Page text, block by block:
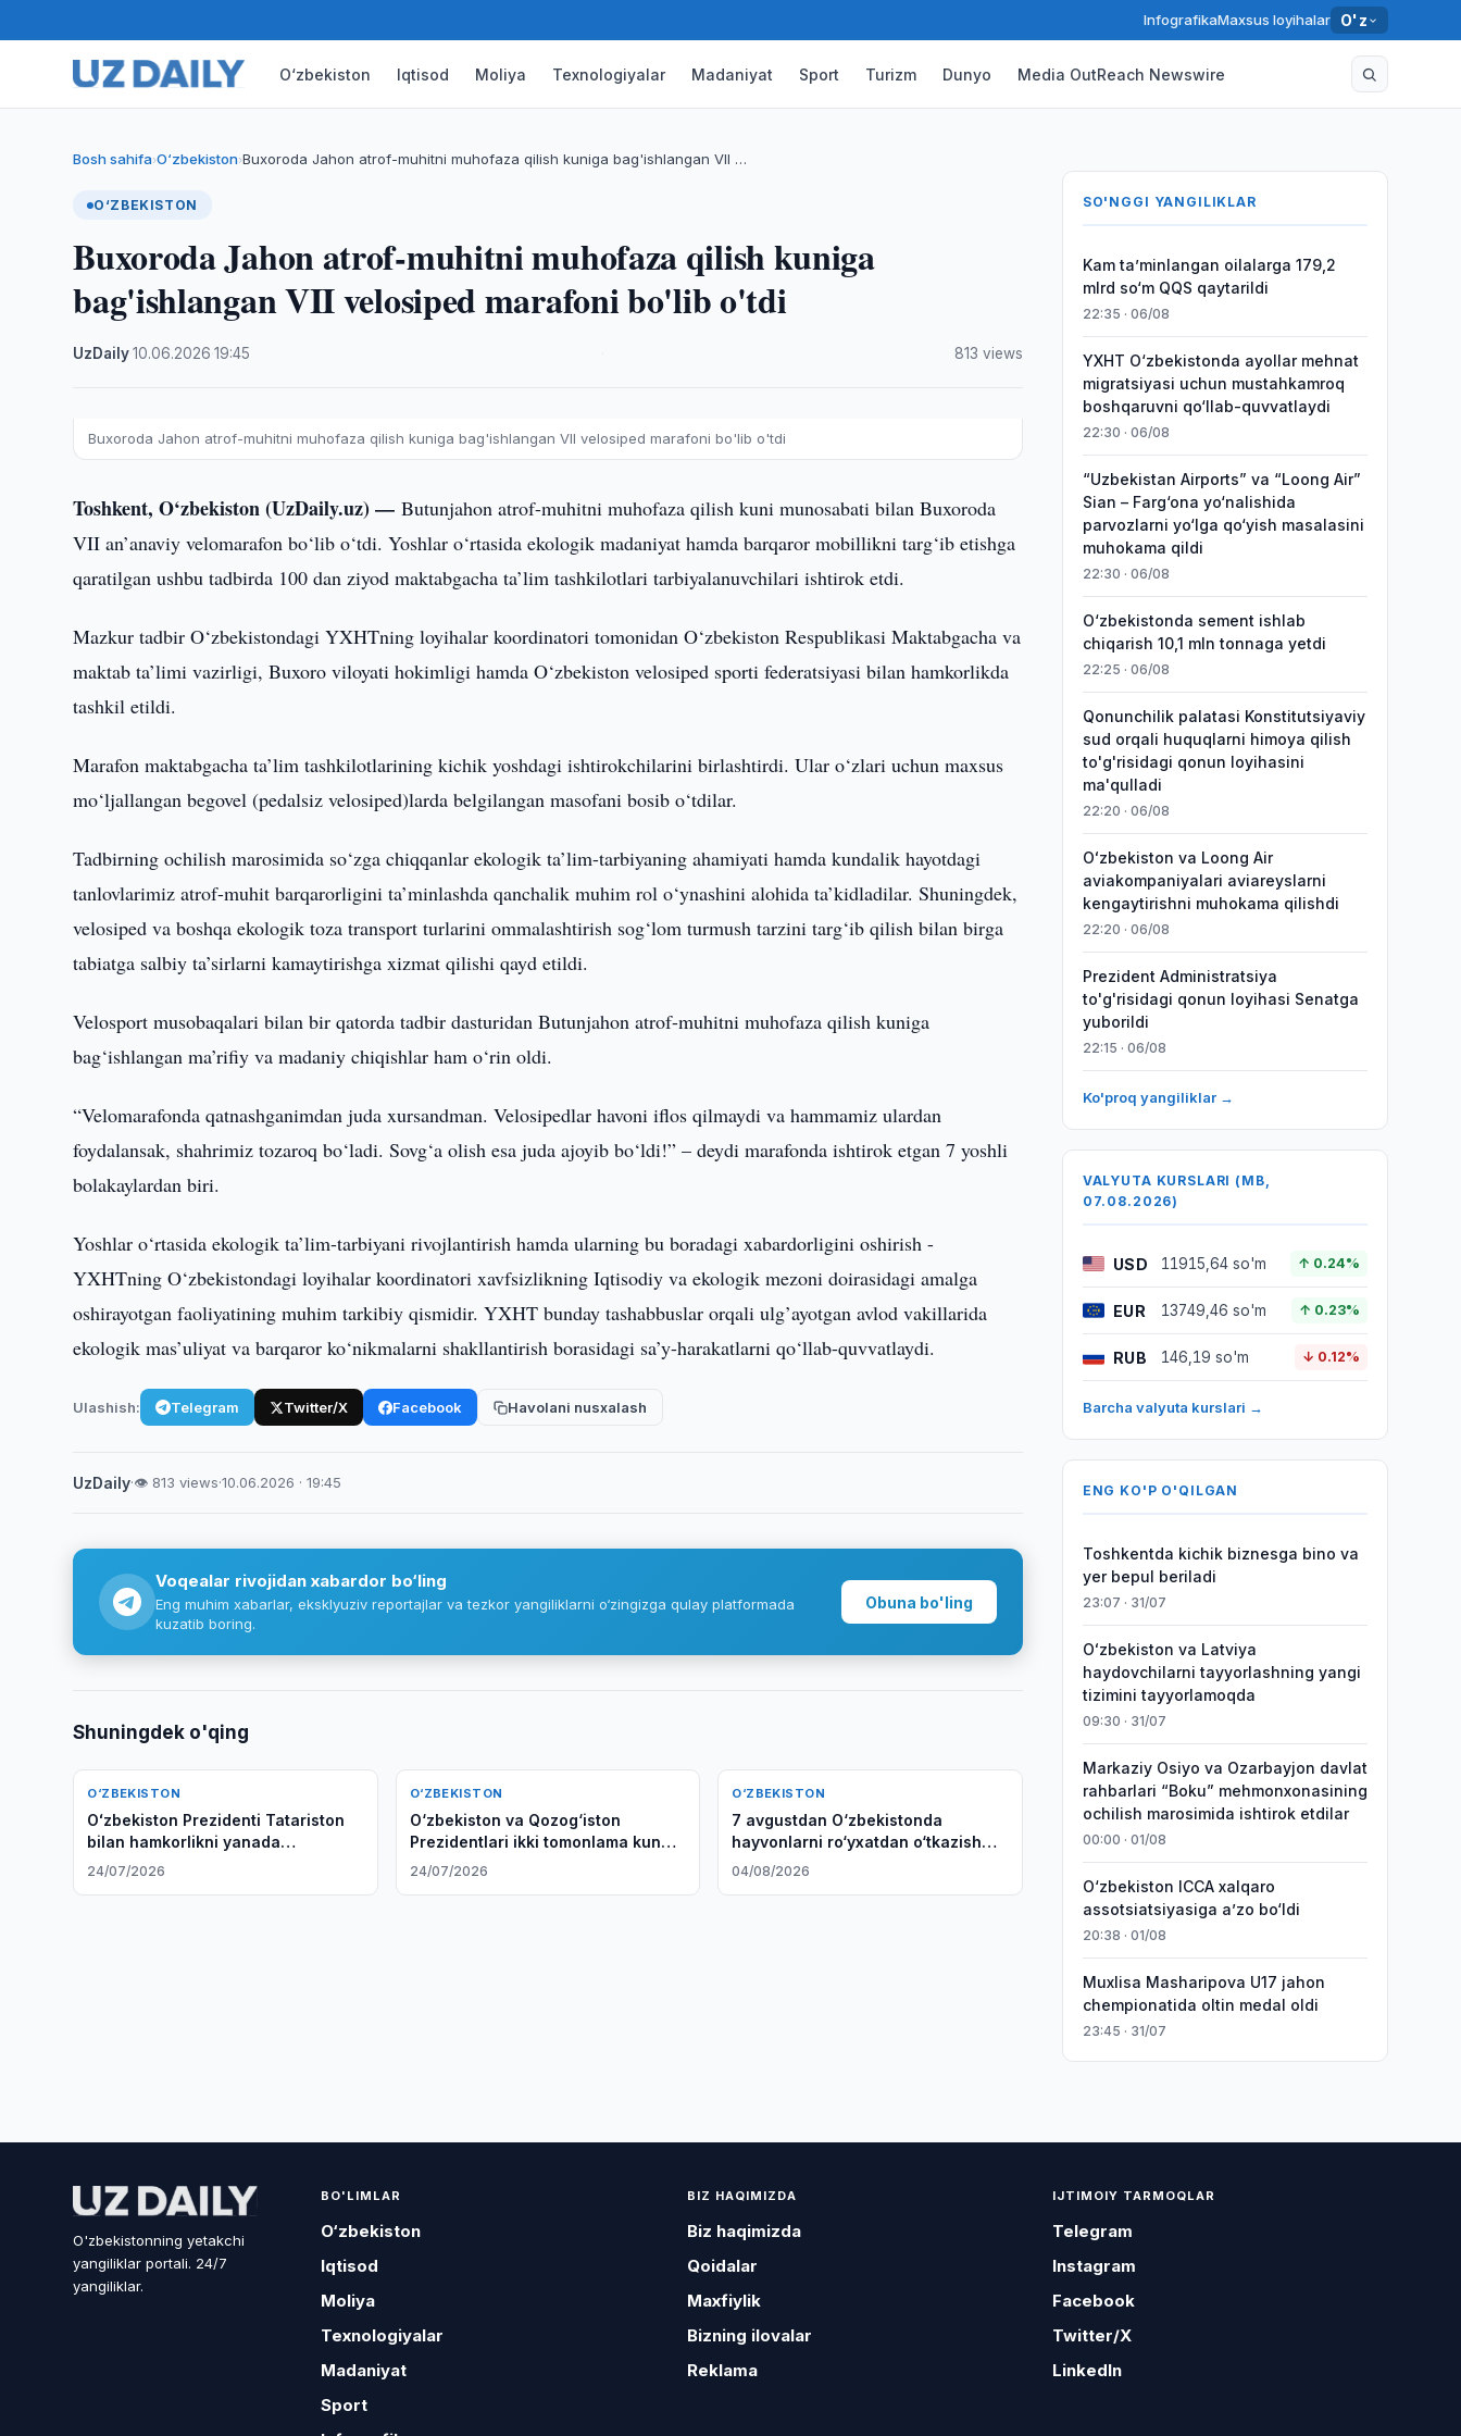
InfografikaMaxsus loyihalar O'z
O‘zbekiston Iqtisod Moliya Texnologiyalar Madaniyat Sport Turizm Dunyo Media OutReach Newswire
Bosh sahifa›O‘zbekiston›Buxoroda Jahon atrof-muhitni muhofaza qilish kuniga bag'ishlangan VII …
O‘ZBEKISTON
Buxoroda Jahon atrof-muhitni muhofaza qilish kuniga
bag'ishlangan VII velosiped marafoni bo'lib o'tdi
UzDaily·10.06.2026 ·19:45 813 views
Buxoroda Jahon atrof-muhitni muhofaza qilish kuniga bag'ishlangan VII velosiped marafoni bo'lib o'tdi
Toshkent, O‘zbekiston (UzDaily.uz) —Butunjahon atrof-muhitni muhofaza qilish kuni munosabati bilan Buxoroda
VII an’anaviy velomarafon bo‘lib o‘tdi. Yoshlar o‘rtasida ekologik madaniyat hamda barqaror mobillikni targ‘ib etishga
qaratilgan ushbu tadbirda 100 dan ziyod maktabgacha ta’lim tashkilotlari tarbiyalanuvchilari ishtirok etdi.
Mazkur tadbir O‘zbekistondagi YXHTning loyihalar koordinatori tomonidan O‘zbekiston Respublikasi Maktabgacha va
maktab ta’limi vazirligi, Buxoro viloyati hokimligi hamda O‘zbekiston velosiped sporti federatsiyasi bilan hamkorlikda
tashkil etildi.
Marafon maktabgacha ta’lim tashkilotlarining kichik yoshdagi ishtirokchilarini birlashtirdi. Ular o‘zlari uchun maxsus
mo‘ljallangan begovel (pedalsiz velosiped)larda belgilangan masofani bosib o‘tdilar.
Tadbirning ochilish marosimida so‘zga chiqqanlar ekologik ta’lim-tarbiyaning ahamiyati hamda kundalik hayotdagi
tanlovlarimiz atrof-muhit barqarorligini ta’minlashda qanchalik muhim rol o‘ynashini alohida ta’kidladilar. Shuningdek,
velosiped va boshqa ekologik toza transport turlarini ommalashtirish sog‘lom turmush tarzini targ‘ib qilish bilan birga
tabiatga salbiy ta’sirlarni kamaytirishga xizmat qilishi qayd etildi.
Velosport musobaqalari bilan bir qatorda tadbir dasturidan Butunjahon atrof-muhitni muhofaza qilish kuniga
bag‘ishlangan ma’rifiy va madaniy chiqishlar ham o‘rin oldi.
“Velomarafonda qatnashganimdan juda xursandman. Velosipedlar havoni iflos qilmaydi va hammamiz ulardan
foydalansak, shahrimiz tozaroq bo‘ladi. Sovg‘a olish esa juda ajoyib bo‘ldi!” – deydi marafonda ishtirok etgan 7 yoshli
bolakaylardan biri.
Yoshlar o‘rtasida ekologik ta’lim-tarbiyani rivojlantirish hamda ularning bu boradagi xabardorligini oshirish -
YXHTning O‘zbekistondagi loyihalar koordinatori xavfsizlikning Iqtisodiy va ekologik mezoni doirasidagi amalga
oshirayotgan faoliyatining muhim tarkibiy qismidir. YXHT bunday tashabbuslar orqali ulg’ayotgan avlod vakillarida
ekologik mas’uliyat va barqaror ko‘nikmalarni shakllantirish borasidagi sa’y-harakatlarni qo‘llab-quvvatlaydi.
Ulashish: Telegram Twitter/X Facebook Havolani nusxalash
UzDaily·👁 813 views·10.06.2026 · 19:45
Voqealar rivojidan xabardor bo‘ling
Eng muhim xabarlar, eksklyuziv reportajlar va tezkor yangiliklarni o‘zingizga qulay platformada
kuzatib boring.
Obuna bo'ling
Shuningdek o'qing
O‘ZBEKISTON
Oʻzbekiston Prezidenti Tatariston
bilan hamkorlikni yanada
rivojlantirish muhimligini taʼkidladi
24/07/2026
O‘ZBEKISTON
O‘zbekiston va Qozog‘iston
Prezidentlari ikki tomonlama kun
tartibidagi masalalarni muhokama
24/07/2026
O‘ZBEKISTON
7 avgustdan O‘zbekistonda
hayvonlarni ro‘yxatdan o‘tkazish
boshlanadi
04/08/2026
SO'NGGI YANGILIKLAR
Kam taʼminlangan oilalarga 179,2
mlrd so‘m QQS qaytarildi
22:35 · 06/08
YXHT O‘zbekistonda ayollar mehnat
migratsiyasi uchun mustahkamroq
boshqaruvni qo‘llab-quvvatlaydi
22:30 · 06/08
“Uzbekistan Airports” va “Loong Air”
Sian – Farg‘ona yo‘nalishida
parvozlarni yo‘lga qo‘yish masalasini
muhokama qildi
22:30 · 06/08
O‘zbekistonda sement ishlab
chiqarish 10,1 mln tonnaga yetdi
22:25 · 06/08
Qonunchilik palatasi Konstitutsiyaviy
sud orqali huquqlarni himoya qilish
to'g'risidagi qonun loyihasini
ma'qulladi
22:20 · 06/08
Oʻzbekiston va Loong Air
aviakompaniyalari aviareyslarni
kengaytirishni muhokama qilishdi
22:20 · 06/08
Prezident Administratsiya
to'g'risidagi qonun loyihasi Senatga
yuborildi
22:15 · 06/08
Ko'proq yangiliklar →
VALYUTA KURSLARI (MB,
07.08.2026)
USD 11915,64 so'm ↑ 0.24%
EUR 13749,46 so'm ↑ 0.23%
RUB 146,19 so'm ↓ 0.12%
Barcha valyuta kurslari →
ENG KO'P O'QILGAN
Toshkentda kichik biznesga bino va
yer bepul beriladi
23:07 · 31/07
Oʻzbekiston va Latviya
haydovchilarni tayyorlashning yangi
tizimini tayyorlamoqda
09:30 · 31/07
Markaziy Osiyo va Ozarbayjon davlat
rahbarlari “Boku” mehmonxonasining
ochilish marosimida ishtirok etdilar
00:00 · 01/08
O‘zbekiston ICCA xalqaro
assotsiatsiyasiga aʼzo bo‘ldi
20:38 · 01/08
Muxlisa Masharipova U17 jahon
chempionatida oltin medal oldi
23:45 · 31/07
O'zbekistonning yetakchi
yangiliklar portali. 24/7
yangiliklar.
BO'LIMLAR
O‘zbekiston
Iqtisod
Moliya
Texnologiyalar
Madaniyat
Sport
BIZ HAQIMIZDA
Biz haqimizda
Qoidalar
Maxfiylik
Bizning ilovalar
Reklama
IJTIMOIY TARMOQLAR
Telegram
Instagram
Facebook
Twitter/X
LinkedIn